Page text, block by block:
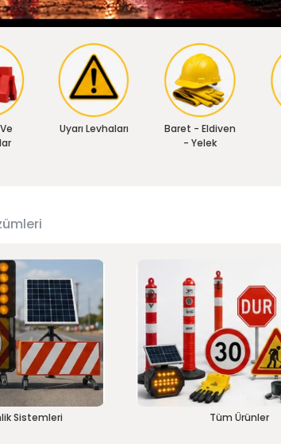
Uyarı Levhaları
Baret - Eldiven
- Yelek
Sistemleri Tüm Ürünler